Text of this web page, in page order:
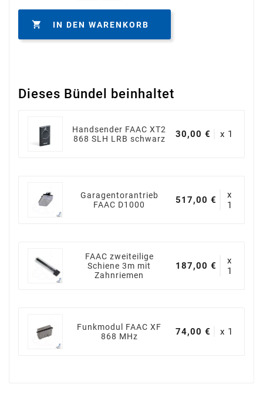
 IN DEN WARENKORB
Dieses Bündel beinhaltet
Handsender FAAC XT2
868 SLH LRB schwarz
30,00 € x 1
Garagentorantrieb
FAAC D1000
517,00 €
x
1
FAAC zweiteilige
Schiene 3m mit
Zahnriemen
187,00 €
x
1
Funkmodul FAAC XF
868 MHz
74,00 € x 1